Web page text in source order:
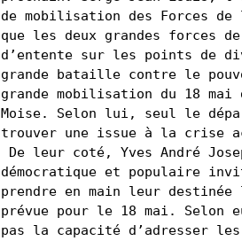
de mobilisation des Forces
que les deux grandes forces
d’entente sur les points de
grande bataille contre le
grande mobilisation du 18 mai
Moise. Selon lui, seul le
trouver une issue à la crise
démocratique et populaire
prendre en main leur
prévue pour le 18 mai. Selon
pas la capacité d’adresser